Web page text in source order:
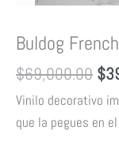
Buldog French
$69,000.00 $
Vinilo decorativo
que la pegues en